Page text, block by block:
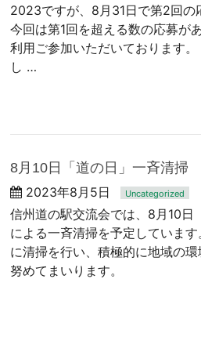
2023ですが、8月31日で第2回の
今回は第1回を超える数の応募が
利用ご参加いただいております
し …
8月10日「道の日」一斉清掃
2023年8月5日 Uncategorized
信州道の駅交流会では、8月10日
による一斉清掃を予定していま
に清掃を行い、積極的に地域の
努めてまいります。